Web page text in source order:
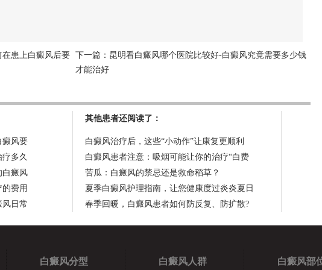
患上白癜风后要
下一篇： 昆明看白癜风哪个医院比较好-白癜风究竟需要多少钱
才能治好
癜风要
多久
白癜风
费用
日常
其他患者还阅读了：
白癜风治疗后，这些“小动作”让康复更顺利
白癜风患者注意：吸烟可能让你的治疗“白费
苦瓜：白癜风的禁忌还是救命稻草？
夏季白癜风护理指南，让您健康度过炎炎夏日
春季回暖，白癜风患者如何防反复、防扩散?
白癜风分型 白癜风人群 白癜风部